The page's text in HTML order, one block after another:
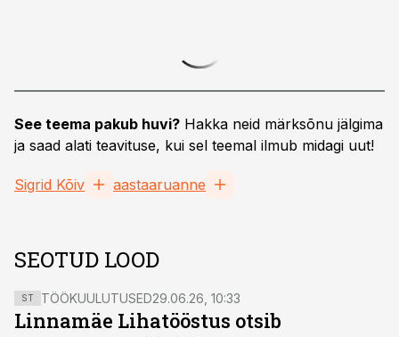
See teema pakub huvi? Hakka neid märksõnu jälgima
ja saad alati teavituse, kui sel teemal ilmub midagi uut!
Sigrid Kõiv aastaaruanne
SEOTUD LOOD
ST TÖÖKUULUTUSED29.06.26, 10:33
Linnamäe Lihatööstus otsib